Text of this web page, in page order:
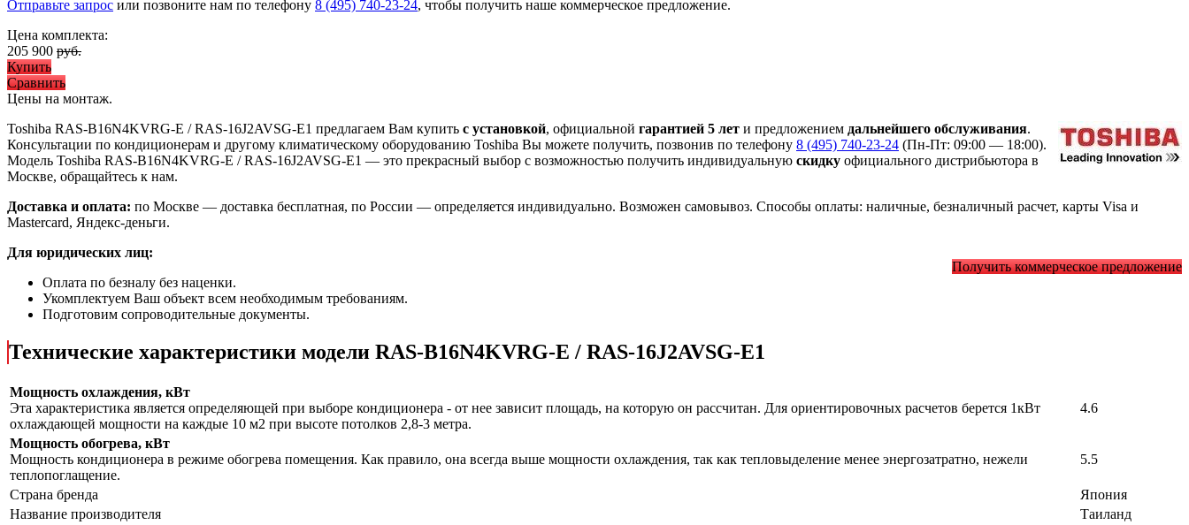
Отправьте запрос или позвоните нам по телефону 8 (495) 740-23-24, чтобы получить наше коммерческое предложение.
Цена комплекта:
205 900 руб.
Купить
Сравнить
Цены на монтаж.
Toshiba RAS-B16N4KVRG-E / RAS-16J2AVSG-E1 предлагаем Вам купить с установкой, официальной гарантией 5 лет и предложением дальнейшего обслуживания.
Консультации по кондиционерам и другому климатическому оборудованию Toshiba Вы можете получить, позвонив по телефону 8 (495) 740-23-24 (Пн-Пт: 09:00 — 18:00).
Модель Toshiba RAS-B16N4KVRG-E / RAS-16J2AVSG-E1 — это прекрасный выбор с возможностью получить индивидуальную скидку официального дистрибьютора в
Москве, обращайтесь к нам.
Доставка и оплата: по Москве — доставка бесплатная, по России — определяется индивидуально. Возможен самовывоз. Способы оплаты: наличные, безналичный расчет, карты Visa и
Mastercard, Яндекс-деньги.
Получить коммерческое предложение
Для юридических лиц:
Оплата по безналу без наценки.
Укомплектуем Ваш объект всем необходимым требованиям.
Подготовим сопроводительные документы.
Технические характеристики модели RAS-B16N4KVRG-E / RAS-16J2AVSG-E1
Мощность охлаждения, кВт
Эта характеристика является определяющей при выборе кондиционера - от нее зависит площадь, на которую он рассчитан. Для ориентировочных расчетов берется 1кВт
охлаждающей мощности на каждые 10 м2 при высоте потолков 2,8-3 метра.
4.6
Мощность обогрева, кВт
Мощность кондиционера в режиме обогрева помещения. Как правило, она всегда выше мощности охлаждения, так как тепловыделение менее энергозатратно, нежели
теплопоглащение.
5.5
Страна бренда
Япония
Название производителя
Таиланд